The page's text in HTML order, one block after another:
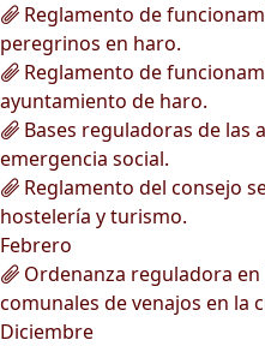
Reglamento de
peregrinos en haro.
Reglamento de
ayuntamiento de haro.
Bases reguladoras de las
emergencia social.
Reglamento del consejo
hostelería y turismo.
Febrero
Ordenanza reguladora
comunales de venajos en la
Diciembre